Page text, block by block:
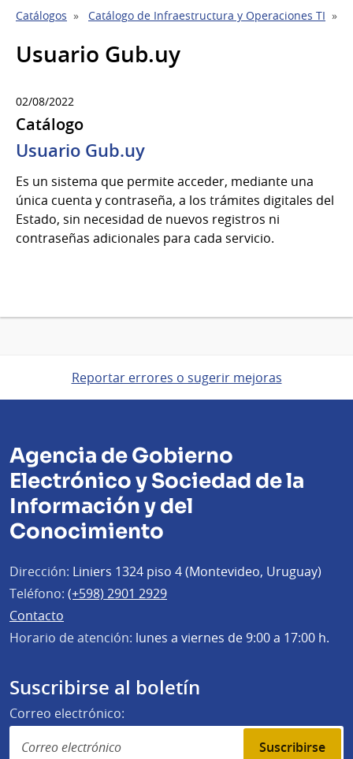
Catálogos Catálogo de Infraestructura y Operaciones TI
Usuario Gub.uy
02/08/2022
Catálogo
Usuario Gub.uy
Es un sistema que permite acceder, mediante una
única cuenta y contraseña, a los trámites digitales del
Estado, sin necesidad de nuevos registros ni
contraseñas adicionales para cada servicio.
Reportar errores o sugerir mejoras
Agencia de Gobierno
Electrónico y Sociedad de la
Información y del
Conocimiento
Dirección: Liniers 1324 piso 4 (Montevideo, Uruguay)
Teléfono: (+598) 2901 2929
Contacto
Horario de atención: lunes a viernes de 9:00 a 17:00 h.
Suscribirse al boletín
Correo electrónico:
Suscribirse